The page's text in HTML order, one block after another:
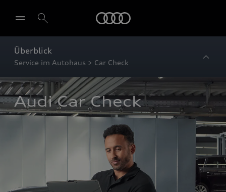
Überblick
Service im Autohaus > Car Check
Audi Car Check